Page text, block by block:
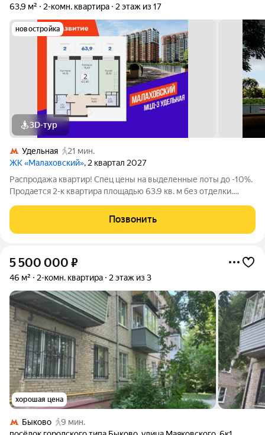
63,9 м²
2-комн. квартира 2 этаж из 17
новостройка
3D-тур
Удельная
21 мин.
ЖК «Малаховский», 2 квартал 2027
Распродажа квартир! Спец цены на выделенные лоты до -10%.
Продается 2-к квартира площадью 63.9 кв. м без отделки.
корпусе. "Малаховский" - жилой комплекс в Раменском
районе Подмосковья, идеально
Позвонить
5 500 000 ₽
46 м² 2-комн. квартира 2 этаж из 3
хорошая цена
Быково
9 мин.